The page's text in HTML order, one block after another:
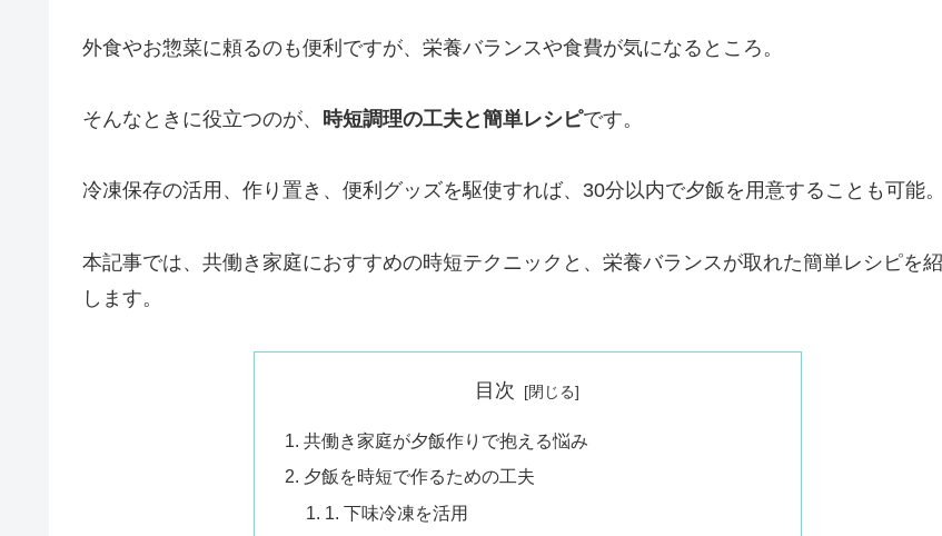
外食やお惣菜に頼るのも便利ですが、栄養バランスや食費が気になるところ。
そんなときに役立つのが、 時短調理の工夫と簡単レシピです。
冷凍保存の活用、作り置き、便利グッズを駆使すれば、30分以内で夕飯を用意することも可能。
本記事では、共働き家庭におすすめの時短テクニックと、栄養バランスが取れた簡単レシピを
します。
目次
共働き家庭が夕飯作りで抱える悩み
夕飯を時短で作るための工夫
1. 下味冷凍を活用